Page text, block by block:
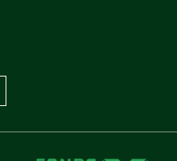
Cunen
Jan Cunen
Museum Jan Cunen
Museum Jan Cunen